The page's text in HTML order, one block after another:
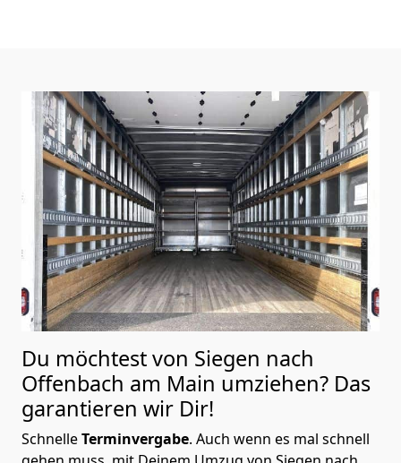
Du möchtest von Siegen nach
Offenbach am Main umziehen? Das
garantieren wir Dir!
SchnelleTerminvergabe. Auch wenn es mal schnell